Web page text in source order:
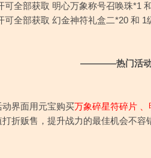
可全部获取 明心万象称号召唤珠*1
可全部获取 幻金神符礼盒二*20 和 1
————热门活
界面用元宝购买万象碎星符碎片
折贩售，提升战力的最佳机会不容